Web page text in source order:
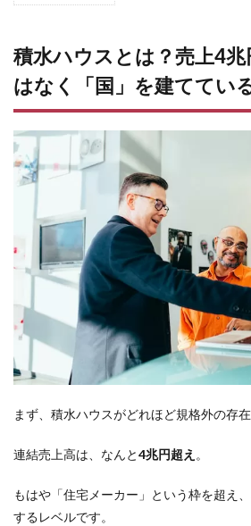
は？売
上4兆
円、も
はや家
ではな
く
「国」
を建て
ている
2
【価
積水
坪単
フェ
ラー
慢で
す
か？
2.1
平均
積水ハウスとは？売上4
はなく「国」を建ててい
まず、積水ハウスがどれほど規格外の存
連結売上高は、なんと4兆円超え 。
もはや「住宅メーカー」という枠を超え
するレベルです。